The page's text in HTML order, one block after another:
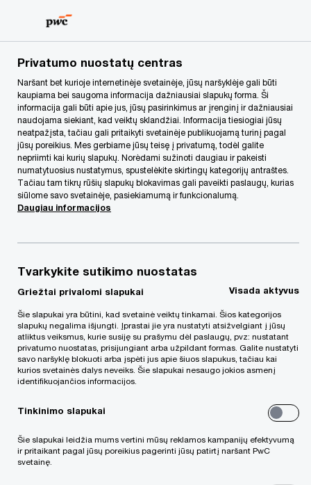
content
footer
i.SAF, i.VAZ ir SAF-T
paslaugos
Nuo 2016 m. rudens įmonės turės teikti
PVM sąskaitų faktūrų ir važtaraščių
duomenis VMI. Nuo 2017 metų prasidės ir
SAF-T rinkmenos teikimas. Mes turime
sukaupę vertingos patirties, rengiantis šių
duomenų teikimų, padedame pasiruošti,
spręsti kylančias problemas.
Kodėl PwC?
Turime nemažai praktinės patirties diegiant
Privatumo nuostatų centras
Naršant bet kurioje internetinėje svetainėje, jūsų naršyklėje gali būti
kaupiama bei saugoma informacija dažniausiai slapukų forma. Ši
informacija gali būti apie jus, jūsų pasirinkimus ar įrenginį ir dažniausiai
naudojama siekiant, kad veiktų sklandžiai. Informacija tiesiogiai jūsų
neatpažįsta, tačiau gali pritaikyti svetainėje publikuojamą turinį pagal
jūsų poreikius. Mes gerbiame jūsų teisę į privatumą, todėl galite
nepriimti kai kurių slapukų. Norėdami sužinoti daugiau ir pakeisti
numatytuosius nustatymus, spustelėkite skirtingų kategorijų antraštes.
Tačiau tam tikrų rūšių slapukų blokavimas gali paveikti paslaugų, kurias
siūlome savo svetainėje, pasiekiamumą ir funkcionalumą.
Daugiau informacijos
Tvarkykite sutikimo nuostatas
Griežtai privalomi slapukai Visada aktyvus
Šie slapukai yra būtini, kad svetainė veiktų tinkamai. Šios kategorijos
slapukų negalima išjungti. Įprastai jie yra nustatyti atsižvelgiant į jūsų
atliktus veiksmus, kurie susiję su prašymu dėl paslaugų, pvz: nustatant
privatumo nuostatas, prisijungiant arba užpildant formas. Galite nustatyti
savo naršyklę blokuoti arba įspėti jus apie šiuos slapukus, tačiau kai
kurios svetainės dalys neveiks. Šie slapukai nesaugo jokios asmenį
identifikuojančios informacijos.
Tinkinimo slapukai
Šie slapukai leidžia mums vertini mūsų reklamos kampanijų efektyvumą
ir pritaikant pagal jūsų poreikius pagerinti jūsų patirtį naršant PwC
svetainę.